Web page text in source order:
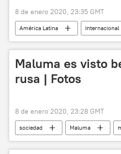
8 de enero 2020, 23:35 GMT
América Latina Internacional
Maluma es visto
rusa | Fotos
8 de enero 2020, 23:28 GMT
sociedad Maluma